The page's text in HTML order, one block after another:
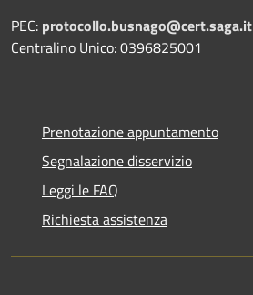
PEC: protocollo.busnago@cert.saga.it
Centralino Unico: 0396825001
Prenotazione appuntamento
Segnalazione disservizio
Leggi le FAQ
Richiesta assistenza